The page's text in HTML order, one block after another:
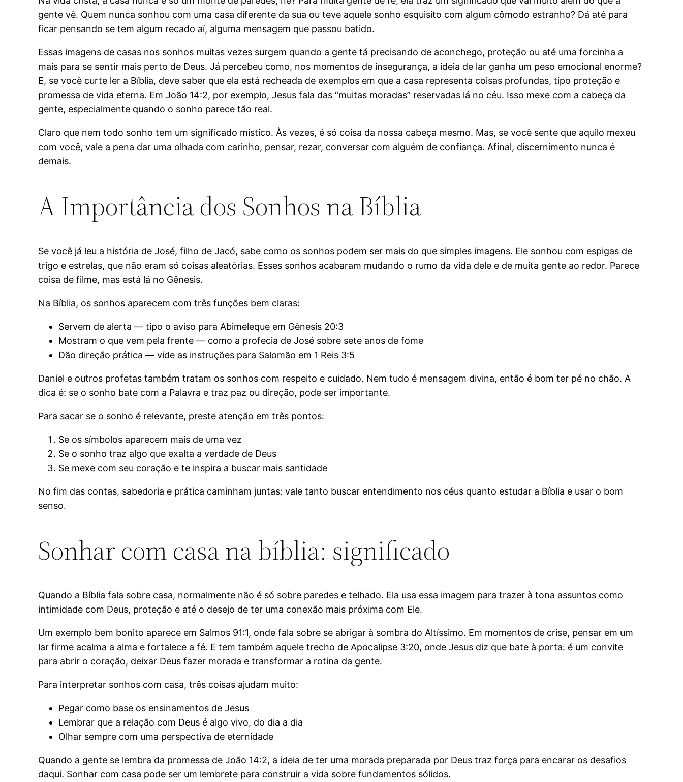
gente vê. Quem nunca sonhou com uma casa diferente da sua ou teve aquele sonho esquisito com algum cômodo estranho? Dá até para
ficar pensando se tem algum recado aí, alguma mensagem que passou batido.
Essas imagens de casas nos sonhos muitas vezes surgem quando a gente tá precisando de aconchego, proteção ou até uma forcinha a
mais para se sentir mais perto de Deus. Já percebeu como, nos momentos de insegurança, a ideia de lar ganha um peso emocional enorme?
E, se você curte ler a Bíblia, deve saber que ela está recheada de exemplos em que a casa representa coisas profundas, tipo proteção e
promessa de vida eterna. Em João 14:2, por exemplo, Jesus fala das “muitas moradas” reservadas lá no céu. Isso mexe com a cabeça da
gente, especialmente quando o sonho parece tão real.
Claro que nem todo sonho tem um significado místico. Às vezes, é só coisa da nossa cabeça mesmo. Mas, se você sente que aquilo mexeu
com você, vale a pena dar uma olhada com carinho, pensar, rezar, conversar com alguém de confiança. Afinal, discernimento nunca é
demais.
A Importância dos Sonhos na Bíblia
Se você já leu a história de José, filho de Jacó, sabe como os sonhos podem ser mais do que simples imagens. Ele sonhou com espigas de
trigo e estrelas, que não eram só coisas aleatórias. Esses sonhos acabaram mudando o rumo da vida dele e de muita gente ao redor. Parece
coisa de filme, mas está lá no Gênesis.
Na Bíblia, os sonhos aparecem com três funções bem claras:
Servem de alerta — tipo o aviso para Abimeleque em Gênesis 20:3
Mostram o que vem pela frente — como a profecia de José sobre sete anos de fome
Dão direção prática — vide as instruções para Salomão em 1 Reis 3:5
Daniel e outros profetas também tratam os sonhos com respeito e cuidado. Nem tudo é mensagem divina, então é bom ter pé no chão. A
dica é: se o sonho bate com a Palavra e traz paz ou direção, pode ser importante.
Para sacar se o sonho é relevante, preste atenção em três pontos:
Se os símbolos aparecem mais de uma vez
Se o sonho traz algo que exalta a verdade de Deus
Se mexe com seu coração e te inspira a buscar mais santidade
No fim das contas, sabedoria e prática caminham juntas: vale tanto buscar entendimento nos céus quanto estudar a Bíblia e usar o bom
senso.
Sonhar com casa na bíblia: significado
Quando a Bíblia fala sobre casa, normalmente não é só sobre paredes e telhado. Ela usa essa imagem para trazer à tona assuntos como
intimidade com Deus, proteção e até o desejo de ter uma conexão mais próxima com Ele.
Um exemplo bem bonito aparece em Salmos 91:1, onde fala sobre se abrigar à sombra do Altíssimo. Em momentos de crise, pensar em um
lar firme acalma a alma e fortalece a fé. E tem também aquele trecho de Apocalipse 3:20, onde Jesus diz que bate à porta: é um convite
para abrir o coração, deixar Deus fazer morada e transformar a rotina da gente.
Para interpretar sonhos com casa, três coisas ajudam muito:
Pegar como base os ensinamentos de Jesus
Lembrar que a relação com Deus é algo vivo, do dia a dia
Olhar sempre com uma perspectiva de eternidade
Quando a gente se lembra da promessa de João 14:2, a ideia de ter uma morada preparada por Deus traz força para encarar os desafios
daqui. Sonhar com casa pode ser um lembrete para construir a vida sobre fundamentos sólidos.